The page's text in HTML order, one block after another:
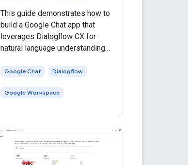
This guide demonstrates how to
build a Google Chat app that
leverages Dialogflow CX for
natural language understanding
Google Chat. The integration
agent, connecting it to a Google
Google Chat Dialogflow
Google Workspace